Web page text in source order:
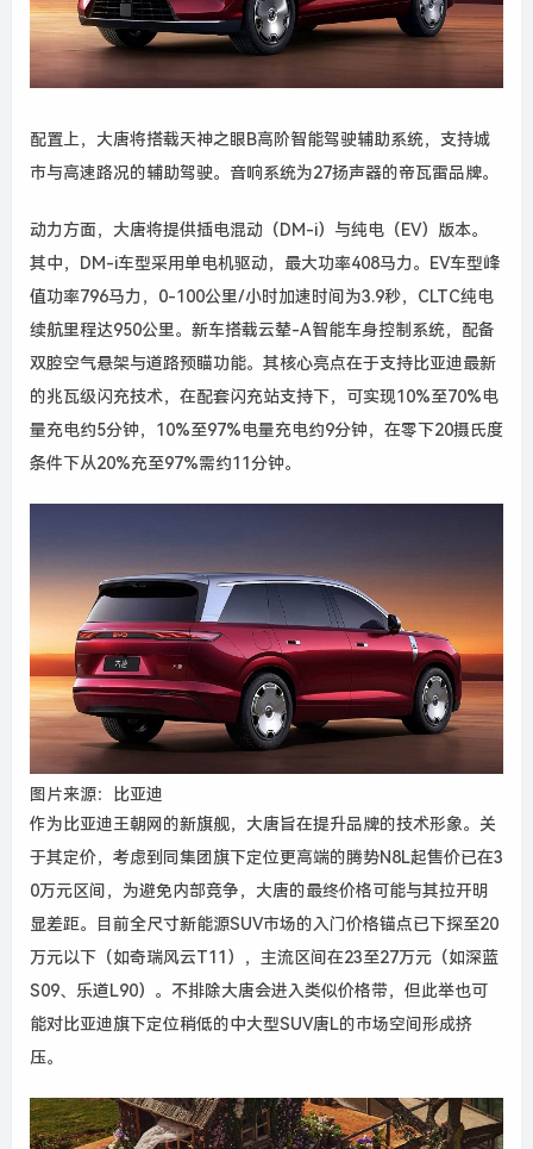
配置上，大唐将搭载天神之眼B高阶智能驾驶辅助系统，支持城
市与高速路况的辅助驾驶。音响系统为27扬声器的帝瓦雷品牌。
动力方面，大唐将提供插电混动（DM-i）与纯电（EV）版本。
其中，DM-i车型采用单电机驱动，最大功率408马力。EV车型峰
值功率796马力， 0-100公里/小时加速时间为3.9秒，CLTC纯电
续航里程达950公里。新车搭载云辇-A智能车身控制系统，配备
双腔空气悬架与道路预瞄功能。其核心亮点在于支持比亚迪最新
的兆瓦级闪充技术，在配套闪充站支持下，可实现10%至70%电
量充电约5分钟，10%至97%电量充电约9分钟，在零下20摄氏度
条件下从20%充至97%需约11分钟。
图片来源：比亚迪
作为比亚迪王朝网的新旗舰，大唐旨在提升品牌的技术形象。关
于其定价，考虑到同集团旗下定位更高端的腾势N8L起售价已在3
0万元区间，为避免内部竞争，大唐的最终价格可能与其拉开明
显差距。目前全尺寸新能源SUV市场的入门价格锚点已下探至20
万元以下（如奇瑞风云T11），主流区间在23至27万元（如深蓝
S09、乐道L90）。 不排除大唐会进入类似价格带，但此举也可
能对比亚迪旗下定位稍低的中大型SUV唐L的市场空间形成挤
压。